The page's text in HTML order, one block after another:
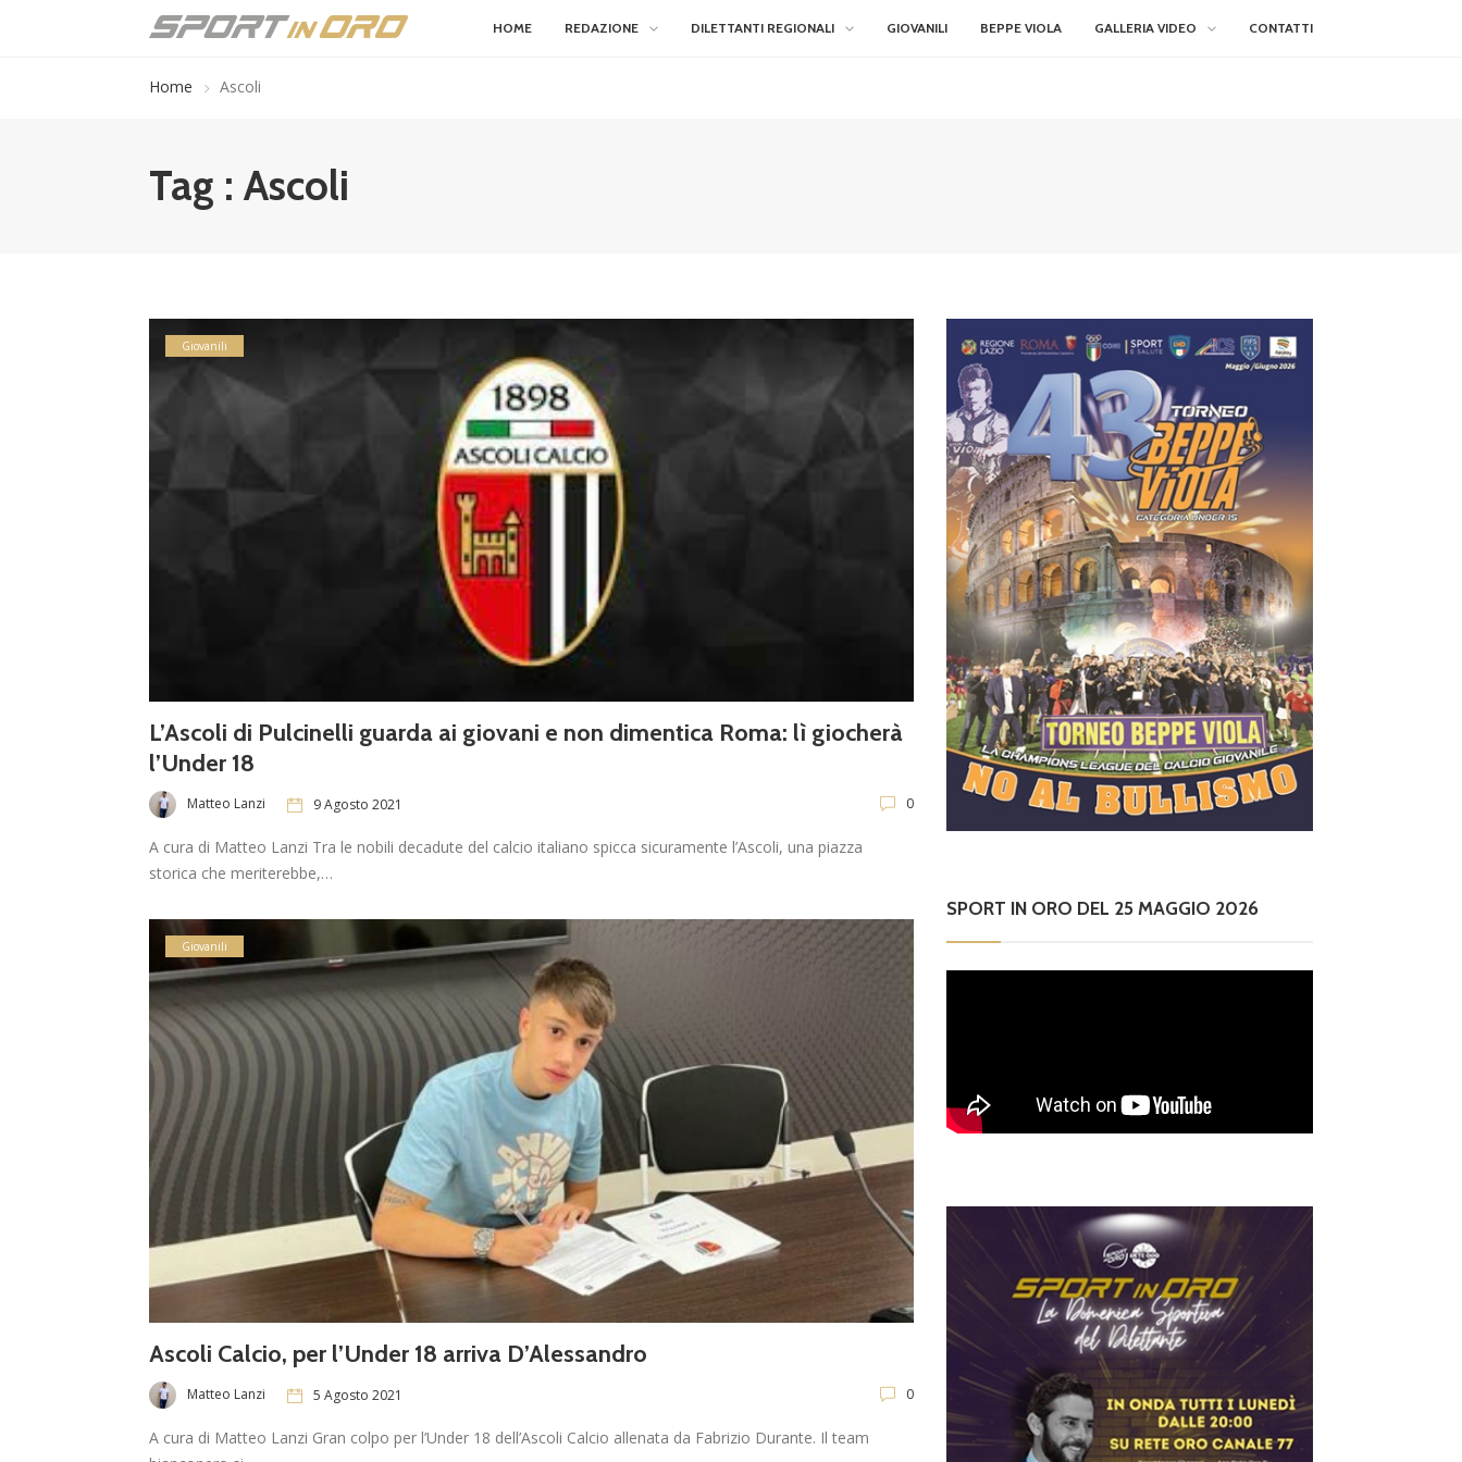
HOME REDAZIONE DILETTANTI REGIONALI GIOVANILI BEPPE VIOLA GALLERIA VIDEO CONTATTI
Home Ascoli
Tag : Ascoli
Giovanili
L’Ascoli di Pulcinelli guarda ai giovani e non dimentica Roma: lì giocherà
l’Under 18
Matteo Lanzi 9 Agosto 2021 0
A cura di Matteo Lanzi Tra le nobili decadute del calcio italiano spicca sicuramente l’Ascoli, una piazza
storica che meriterebbe,…
Giovanili
Ascoli Calcio, per l’Under 18 arriva D’Alessandro
Matteo Lanzi 5 Agosto 2021 0
A cura di Matteo Lanzi Gran colpo per l’Under 18 dell’Ascoli Calcio allenata da Fabrizio Durante. Il team
SPORT IN ORO DEL 25 MAGGIO 2026